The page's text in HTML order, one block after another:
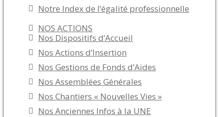
Notre Index de l’égalité professionnelle
NOS ACTIONS
Nos Dispositifs d’Accueil
Nos Actions d’Insertion
Nos Gestions de Fonds d’Aides
Nos Assemblées Générales
Nos Chantiers « Nouvelles Vies »
Nos Anciennes Infos à la UNE